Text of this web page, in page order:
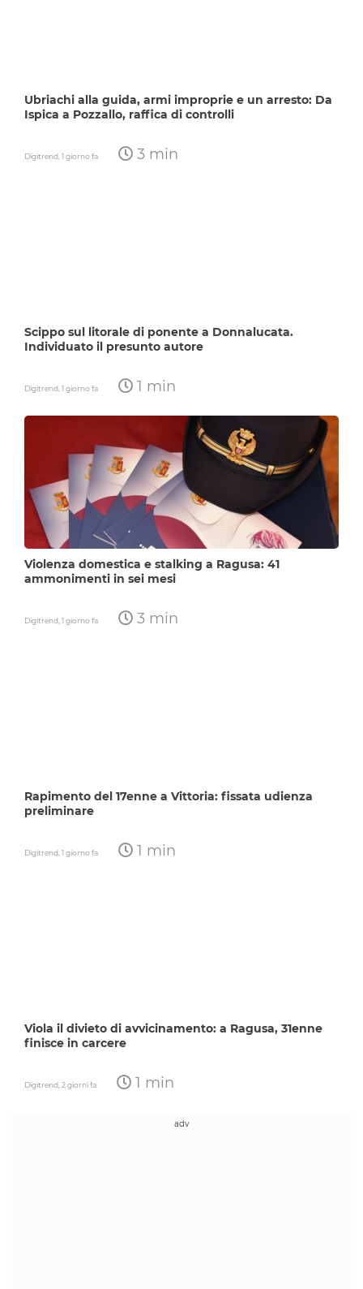
Ubriachi alla guida, armi improprie e un arresto: Da
Ispica a Pozzallo, raffica di controlli
Digitrend,1 giorno fa 3 min
Scippo sul litorale di ponente a Donnalucata.
Individuato il presunto autore
Digitrend,1 giorno fa 1 min
Violenza domestica e stalking a Ragusa: 41
ammonimenti in sei mesi
Digitrend,1 giorno fa 3 min
Rapimento del 17enne a Vittoria: fissata udienza
preliminare
Digitrend,1 giorno fa 1 min
Viola il divieto di avvicinamento: a Ragusa, 31enne
finisce in carcere
Digitrend,2 giorni fa 1 min